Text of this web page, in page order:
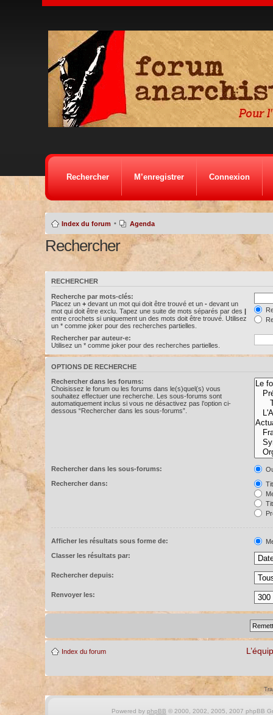
Rechercher M’enregistrer Connexion
Index du forum • Agenda
Rechercher
RECHERCHER
Recherche par mots-clés:
Placez un +devant un mot qui doit être trouvé et un -devant un
mot qui doit être exclu. Tapez une suite de mots séparés par des |
entre crochets si uniquement un des mots doit être trouvé. Utilisez
un * comme joker pour des recherches partielles.
Rechercher par auteur-e:
Utilisez un * comme joker pour des recherches partielles.
OPTIONS DE RECHERCHE
Rechercher dans les forums:
Choisissez le forum ou les forums dans le(s)quel(s) vous
souhaitez effectuer une recherche. Les sous-forums sont
automatiquement inclus si vous ne désactivez pas l’option ci-
dessous “Rechercher dans les sous-forums”.
Rechercher dans les sous-forums:
Rechercher dans:
Afficher les résultats sous forme de:
Classer les résultats par:
Rechercher depuis:
Renvoyer les:
Index du forum
Powered by phpBB © 2000, 2002, 2005, 2007 phpBB